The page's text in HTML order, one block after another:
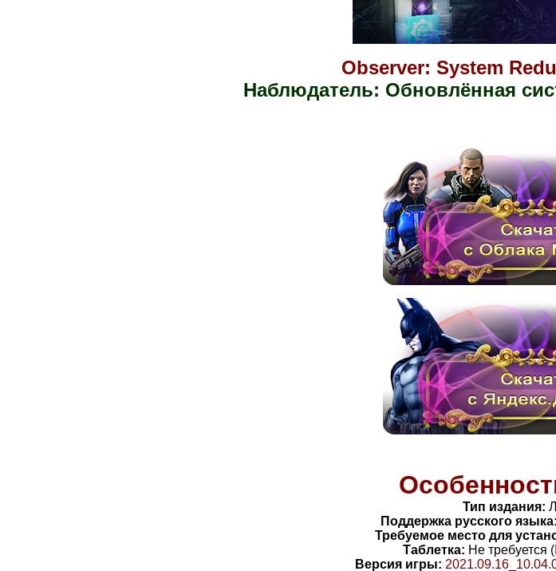
Observer: System
Наблюдатель: Обновлённая
Тип издания:
Поддержка русского языка:
Требуемое место для
Таблетка: Не требуется (
Версия игры: